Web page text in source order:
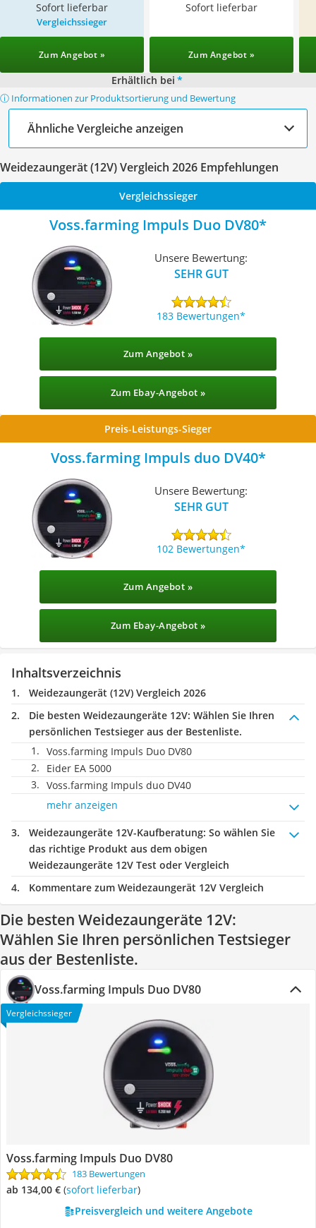
Sofort lieferbar Sofort lieferbar
Vergleichssieger
Zum Angebot » Zum Angebot »
Erhältlich bei *
ⓘ Informationen zur Produktsortierung und Bewertung
Ähnliche Vergleiche anzeigen
Weidezaungerät (12V) Vergleich 2026 Empfehlungen
Vergleichssieger
Voss.farming Impuls Duo DV80
Unsere Bewertung:
SEHR GUT
183 Bewertungen
Zum Angebot »
Zum Ebay-Angebot »
Preis-Leistungs-Sieger
Voss.farming Impuls duo DV40
Unsere Bewertung:
SEHR GUT
102 Bewertungen
Zum Angebot »
Zum Ebay-Angebot »
Inhaltsverzeichnis
Weidezaungerät (12V) Vergleich 2026
Die besten Weidezaungeräte 12V: Wählen Sie Ihren
persönlichen Testsieger aus der Bestenliste.
Voss.farming Impuls Duo DV80
Eider EA 5000
Voss.farming Impuls duo DV40
mehr anzeigen
Weidezaungeräte 12V-Kaufberatung: So wählen Sie
das richtige Produkt aus dem obigen
Weidezaungeräte 12V Test oder Vergleich
Kommentare zum Weidezaungerät 12V Vergleich
Die besten Weidezaungeräte 12V:
Wählen Sie Ihren persönlichen Testsieger
aus der Bestenliste.
Voss.farming Impuls Duo DV80
Vergleichssieger
Voss.farming Impuls Duo DV80
183 Bewertungen
ab 134,00 € ( Sofort lieferbar)
Preisvergleich und weitere Angebote